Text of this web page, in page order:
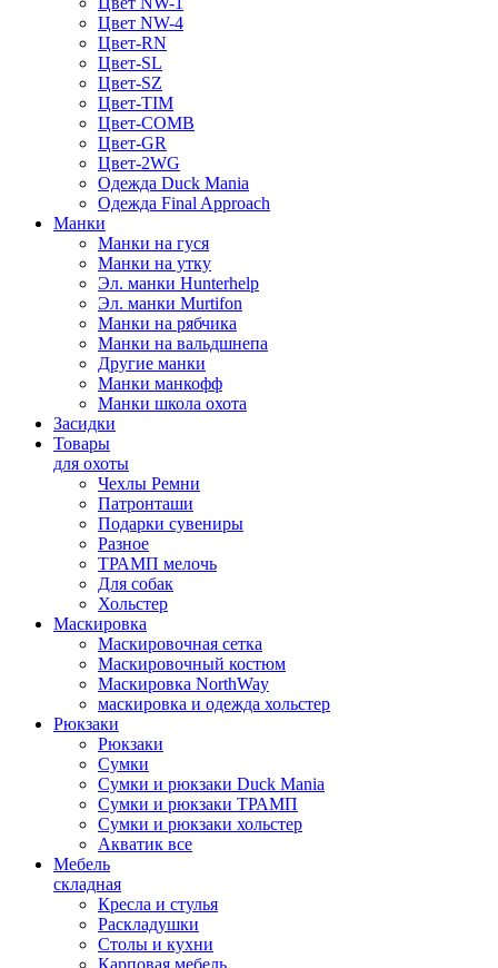
Цвет NW-4
Цвет-RN
Цвет-SL
Цвет-SZ
Цвет-TIM
Цвет-COMB
Цвет-GR
Цвет-2WG
Одежда Duck Mania
Одежда Final Approach
Манки
Манки на гуся
Манки на утку
Эл. манки Hunterhelp
Эл. манки Murtifon
Манки на рябчика
Манки на вальдшнепа
Другие манки
Манки манкофф
Манки школа охота
Засидки
Товары
для охоты
Чехлы Ремни
Патронташи
Подарки сувениры
Разное
ТРАМП мелочь
Для собак
Хольстер
Маскировка
Маскировочная сетка
Маскировочный костюм
Маскировка NorthWay
маскировка и одежда хольстер
Рюкзаки
Рюкзаки
Сумки
Сумки и рюкзаки Duck Mania
Сумки и рюкзаки ТРАМП
Сумки и рюкзаки хольстер
Акватик все
Мебель
складная
Кресла и стулья
Раскладушки
Столы и кухни
Карповая мебель